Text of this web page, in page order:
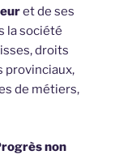
et de ses
la société
droits
provinciaux,
de métiers,
non